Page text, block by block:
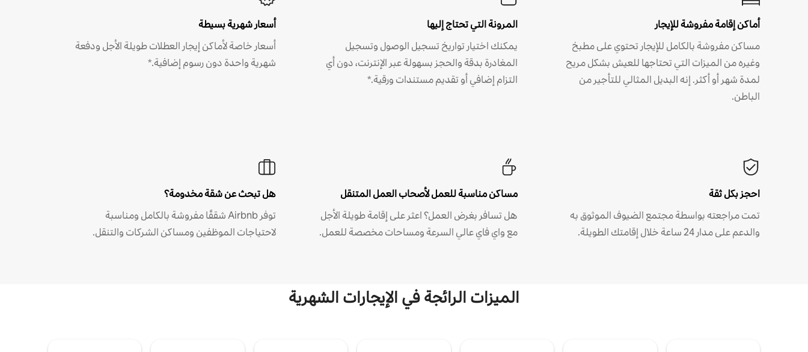
أماكن إقامة مفروشة للإيجار
مساكن مفروشة بالكامل للإيجار تحتوي على مطبخ
وغيره من الميزات التي تحتاجها للعيش بشكل مريح
لمدة شهر أو أكثر. إنه البديل المثالي للتأجير من
الباطن.
المرونة التي تحتاج إليها
يمكنك اختيار تواريخ تسجيل الوصول وتسجيل
المغادرة بدقة والحجز بسهولة عبر الإنترنت، دون أي
التزام إضافي أو تقديم مستندات ورقية.*
أسعار شهرية بسيطة
أسعار خاصة لأماكن إيجار العطلات طويلة الأجل ودفعة
شهرية واحدة دون رسوم إضافية.*
احجز بكل ثقة
تمت مراجعته بواسطة مجتمع الضيوف الموثوق به
والدعم على مدار 24 ساعة خلال إقامتك الطويلة.
مساكن مناسبة للعمل لأصحاب العمل المتنقل
هل تسافر بغرض العمل؟ اعثر على إقامة طويلة الأجل
مع واي فاي عالي السرعة ومساحات مخصصة للعمل.
هل تبحث عن شقة مخدومة؟
توفر Airbnb شققًا مفروشة بالكامل ومناسبة
لاحتياجات الموظفين ومساكن الشركات والتنقل.
الميزات الرائجة في الإيجارات الشهرية